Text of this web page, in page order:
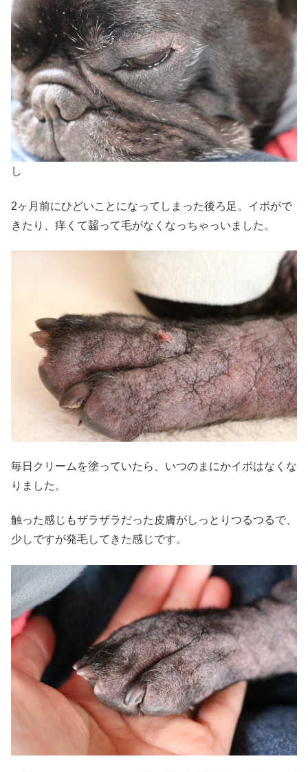
し
2ヶ月前にひどいことになってしまった後ろ足。イボがで
きたり、痒くて齧って毛がなくなっちゃっいました。
毎日クリームを塗っていたら、いつのまにかイボはなくな
りました。
触った感じもザラザラだった皮膚がしっとりつるつるで、
少しですが発毛してきた感じです。